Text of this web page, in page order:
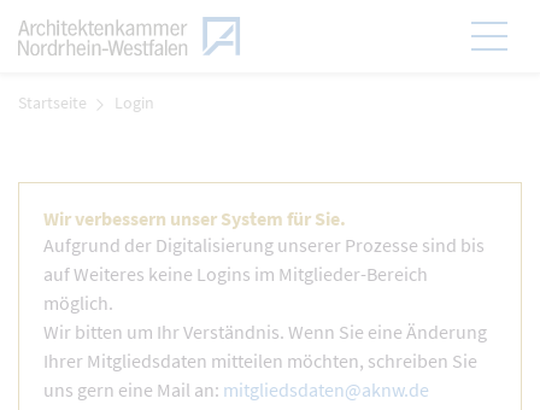
Zum Menü
Startseite Login
Wir verbessern unser System für Sie.
Aufgrund der Digitalisierung unserer Prozesse sind bis
auf Weiteres keine Logins im Mitglieder-Bereich
möglich.
Wir bitten um Ihr Verständnis. Wenn Sie eine Änderung
Ihrer Mitgliedsdaten mitteilen möchten, schreiben Sie
uns gern eine Mail an: mitgliedsdaten@aknw.de